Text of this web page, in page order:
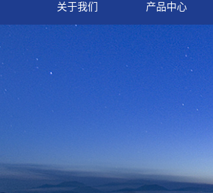
关于我们 产品中心